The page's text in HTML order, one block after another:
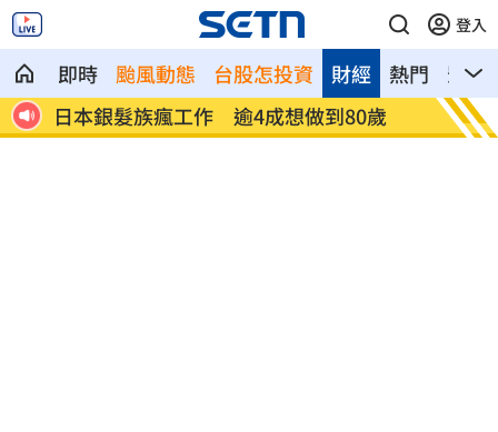
登入
即時 颱風動態 台股怎投資 熱門 影音
財經
日本銀髮族瘋工作 逾4成想做到80歲
解散
場